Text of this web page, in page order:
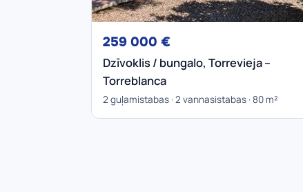
259 000 €
Dzīvoklis / bungalo, Torrevieja –
Torreblanca
2 guļamistabas · 2 vannasistabas · 80 m²